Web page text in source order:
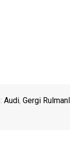
Audi, Gergi